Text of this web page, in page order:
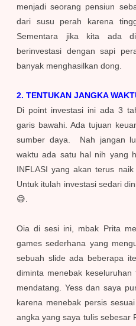
menjadi seorang pensiun
dari susu perah karena
Sementara jika kita ada
berinvestasi dengan sapi
banyak menghasilkan dong.
2. TENTUKAN JANGKA
Di point investasi ini ada 3
garis bawahi. Ada tujuan
sumber daya. Nah jangan
waktu ada satu hal nih yang
INFLASI yang akan terus
Untuk itulah investasi sedari
😅.
Oia di sesi ini, mbak Prita
games sederhana yang
sebuah slide ada beberapa
diminta menebak
mendatang. Yess dan saya
karena menebak persis
angka yang saya tulis sebesar